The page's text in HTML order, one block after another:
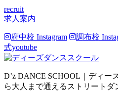
recruit
求人案内
府中校 Instagram 調布校
式youtube
D’z DANCE SCHOOL｜ディー
ら大人まで通えるストリート